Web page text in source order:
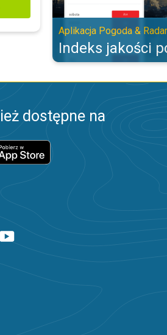
Aplikacja Pogoda & Radar
Indeks jakości
dostępne na